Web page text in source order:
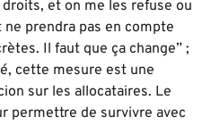
et on me les refuse ou
prendra pas en compte
Il faut que ça change” ;
cette mesure est une
sur les allocataires. Le
permettre de survivre avec